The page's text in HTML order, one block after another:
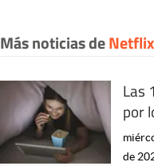
Más noticias deNetflix
Las
por
de